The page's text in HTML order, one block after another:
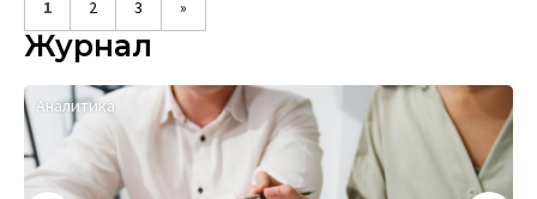
1 2 3 »
Журнал
Аналитика